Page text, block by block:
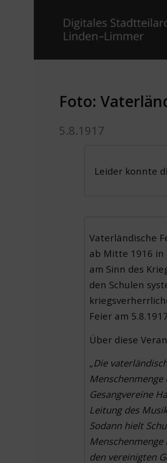
Foto:
5.8.1917
Leider konnte
Vaterländische
ab Mitte 1916 in
am Sinn des
den Schulen
Feier am
Über diese
„Die
Gesangvereine
Leitung des
Sodann hielt
den vereinigten